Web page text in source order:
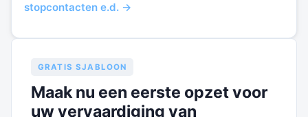
stopcontacten e.d. →
GRATIS SJABLOON
Maak nu een eerste opzet voor
uw vervaardiging van